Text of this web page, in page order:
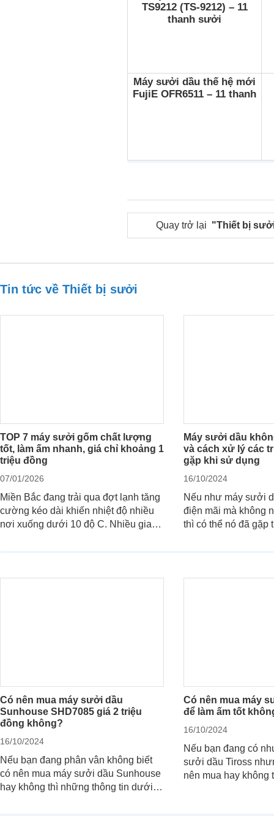
TS9212 (TS-9212) – 11
thanh sưởi
Máy sưởi dầu thế hệ mới
FujiE OFR6511 – 11 thanh
Quay trở lại "Thiết bị
Tin tức về Thiết bị sưởi
TOP 7 máy sưởi gốm chất lượng
tốt, làm ấm nhanh, giá chỉ khoảng 1
triệu đồng
07/01/2026
Miền Bắc đang trải qua đợt lạnh tăng
cường kéo dài khiến nhiệt độ nhiều
nơi xuống dưới 10 độ C. Nhiều gia
những ngày lạnh giá thì có thể tham
Máy sưởi dầu
và cách xử lý các
gặp khi sử dụng
16/10/2024
Nếu như máy sưởi
điện mãi mà không
thì có thể nó đã gặp
Có nên mua máy sưởi dầu
Sunhouse SHD7085 giá 2 triệu
đồng không?
16/10/2024
Nếu bạn đang phân vân không biết
có nên mua máy sưởi dầu Sunhouse
hay không thì những thông tin dưới
Có nên mua máy
để làm ấm tốt
16/10/2024
Nếu bạn đang có
sưởi dầu Tiross
nên mua hay không